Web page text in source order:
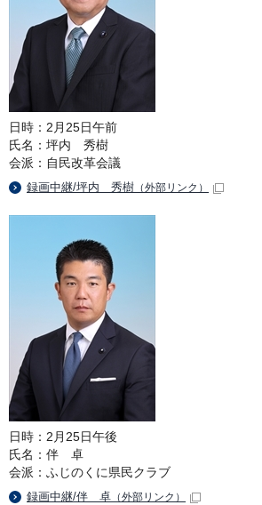
日時：2月25日午前
氏名：坪内 秀樹
会派：自民改革会議
録画中継/坪内 秀樹 （外部リンク）
日時：2月25日午後
氏名：伴 卓
会派：ふじのくに県民クラブ
録画中継/伴 卓 （外部リンク）